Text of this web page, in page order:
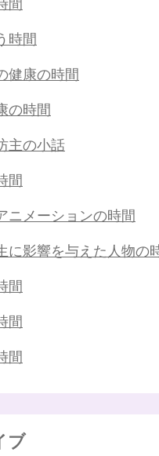
時間
健康の時間
の時間
主の小話
間
ニメーションの時間
に影響を与えた人物の
間
間
間
ブ